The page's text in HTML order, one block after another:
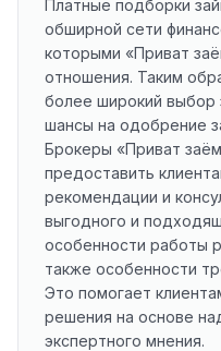
Платные подборки
обширной сети
которыми «Приват
отношения. Таким
более широкий выбор
шансы на одобрение
Брокеры «Приват
предоставить
рекомендации и
выгодного и
особенности работы
также особенности
Это помогает
решения на основе
экспертного мнения.